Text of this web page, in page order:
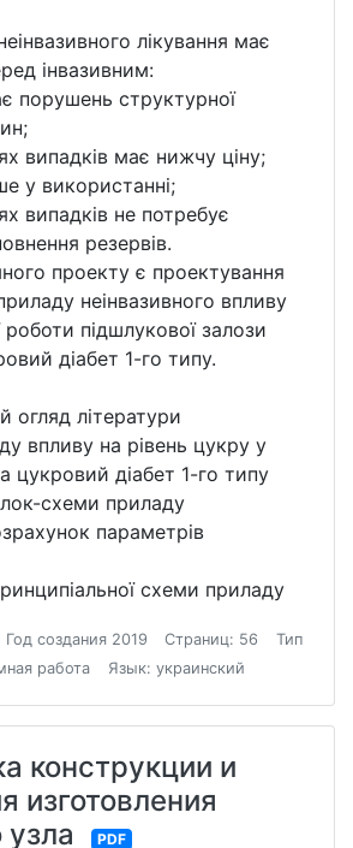
лікування має
інвазивним:
структурної
випадків має нижчу ціну;
у використанні;
випадків не потребує
резервів.
проекту є проектування
неінвазивного впливу
роботи підшлукової залози
діабет 1-го типу.
літератури
впливу на рівень цукру у
цукровий діабет 1-го типу
схеми приладу
параметрів
схеми приладу
Год создания 2019 Страниц: 56
Тип
работа
Язык: украинский
конструкции и
изготовления
узла
PDF